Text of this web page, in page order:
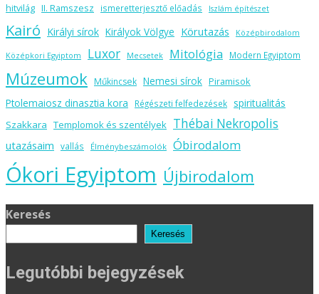
hitvilág II. Ramszesz ismeretterjesztő előadás Iszlám építészet
Kairó Királyi sírok Királyok Völgye Körutazás Középbirodalom
Középkori Egyiptom Luxor Mecsetek Mitológia Modern Egyiptom
Múzeumok Műkincsek Nemesi sírok Piramisok
Ptolemaiosz dinasztia kora
Régészeti felfedezések spiritualitás
Szakkara Templomok és szentélyek Thébai Nekropolis
utazásaim vallás Élménybeszámolók Óbirodalom
Ókori Egyiptom Újbirodalom
Keresés
Keresés
Legutóbbi bejegyzések